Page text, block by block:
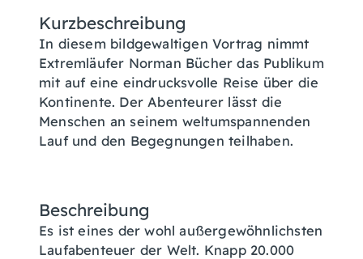
Kurzbeschreibung
In diesem bildgewaltigen Vortrag nimmt
Extremläufer Norman Bücher das Publikum
mit auf eine eindrucksvolle Reise über die
Kontinente. Der Abenteurer lässt die
Menschen an seinem weltumspannenden
Lauf und den Begegnungen teilhaben.
Beschreibung
Es ist eines der wohl außergewöhnlichsten
Laufabenteuer der Welt. Knapp 20.000